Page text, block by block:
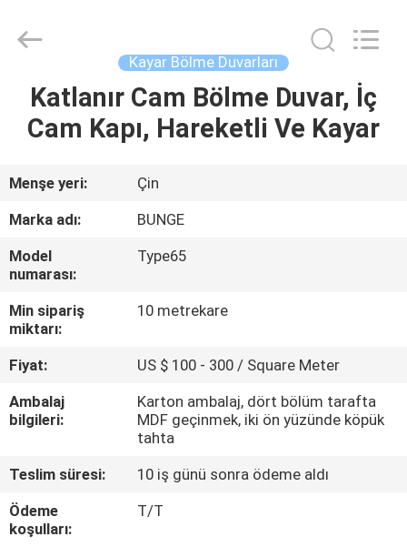
S
HAKKIMIZDA
FABRIKA
TURU
KALITE
KONTROL
BIZIMLE
ILETIŞIME
Industrial
Reserved.
Kayar Bölme Duvarları
Katlanır Cam Bölme Duvar, İç
Cam Kapı, Hareketli Ve Kayar
Menşe yeri:
Çin
Marka adı:
BUNGE
Model
numarası:
Type65
Min sipariş
miktarı:
10 metrekare
Fiyat:
US $ 100 - 300 / Square Meter
Ambalaj
bilgileri:
Karton ambalaj, dört bölüm tarafta
MDF geçinmek, iki ön yüzünde köpük
tahta
Teslim süresi:
10 iş günü sonra ödeme aldı
Ödeme
koşulları:
T/T